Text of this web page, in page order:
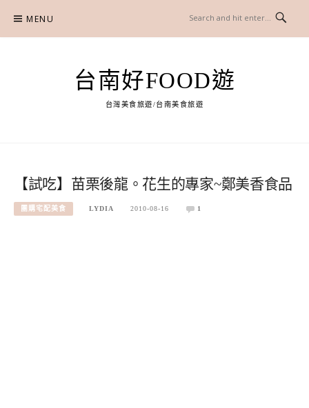
content
MENU
台南好FOOD遊
台灣美食旅遊/台南美食旅遊
【試吃】苗栗後龍。花生的專家~鄭美香食品
團購宅配美食 LYDIA 2010-08-16 1